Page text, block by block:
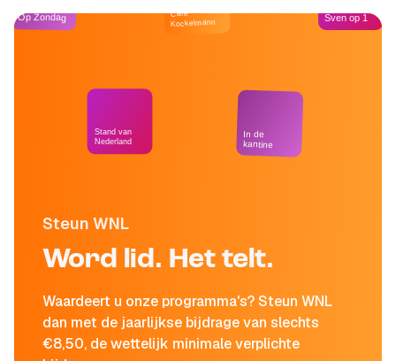
Steun WNL
Word lid. Het telt.
Waardeert u onze programma's? Steun WNL
dan met de jaarlijkse bijdrage van slechts
€8,50, de wettelijk minimale verplichte
Op Zondag
Stand van
Nederland
Café
Kockelmann
In de
kantine
Sven op 1